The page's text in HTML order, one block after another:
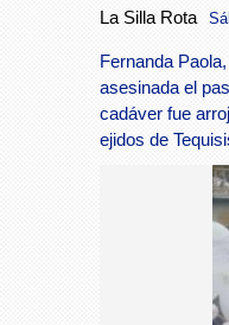
La Silla Rota
Fernanda
asesinada el
cadáver fue
ejidos de